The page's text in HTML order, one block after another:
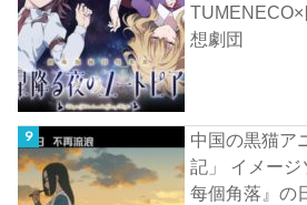
想劇団
中国の黒猫ア
記」 イメー
每個角落』の